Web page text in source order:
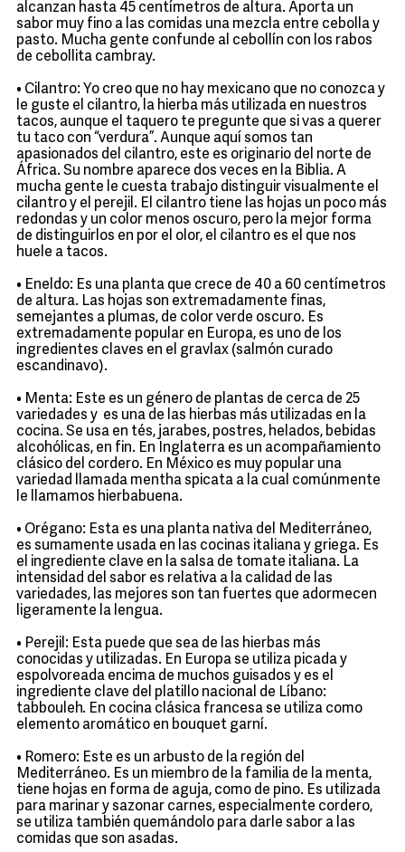
alcanzan hasta 45 centímetros de altura. Aporta un
sabor muy fino a las comidas una mezcla entre cebolla y
pasto. Mucha gente confunde al cebollín con los rabos
de cebollita cambray.
• Cilantro: Yo creo que no hay mexicano que no conozca y
le guste el cilantro, la hierba más utilizada en nuestros
tacos, aunque el taquero te pregunte que si vas a querer
tu taco con “verdura”. Aunque aquí somos tan
apasionados del cilantro, este es originario del norte de
África. Su nombre aparece dos veces en la Biblia. A
mucha gente le cuesta trabajo distinguir visualmente el
cilantro y el perejil. El cilantro tiene las hojas un poco más
redondas y un color menos oscuro, pero la mejor forma
de distinguirlos en por el olor, el cilantro es el que nos
huele a tacos.
• Eneldo: Es una planta que crece de 40 a 60 centímetros
de altura. Las hojas son extremadamente finas,
semejantes a plumas, de color verde oscuro. Es
extremadamente popular en Europa, es uno de los
ingredientes claves en el gravlax (salmón curado
escandinavo).
• Menta: Este es un género de plantas de cerca de 25
variedades y es una de las hierbas más utilizadas en la
cocina. Se usa en tés, jarabes, postres, helados, bebidas
alcohólicas, en fin. En Inglaterra es un acompañamiento
clásico del cordero. En México es muy popular una
variedad llamada mentha spicata a la cual comúnmente
le llamamos hierbabuena.
• Orégano: Esta es una planta nativa del Mediterráneo,
es sumamente usada en las cocinas italiana y griega. Es
el ingrediente clave en la salsa de tomate italiana. La
intensidad del sabor es relativa a la calidad de las
variedades, las mejores son tan fuertes que adormecen
ligeramente la lengua.
• Perejil: Esta puede que sea de las hierbas más
conocidas y utilizadas. En Europa se utiliza picada y
espolvoreada encima de muchos guisados y es el
ingrediente clave del platillo nacional de Líbano:
tabbouleh. En cocina clásica francesa se utiliza como
elemento aromático en bouquet garní.
• Romero: Este es un arbusto de la región del
Mediterráneo. Es un miembro de la familia de la menta,
tiene hojas en forma de aguja, como de pino. Es utilizada
para marinar y sazonar carnes, especialmente cordero,
se utiliza también quemándolo para darle sabor a las
comidas que son asadas.